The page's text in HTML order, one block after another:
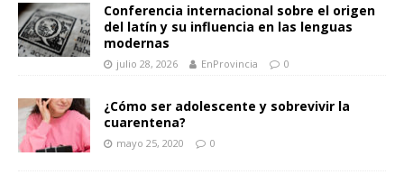
Conferencia internacional sobre el origen
del latín y su influencia en las lenguas
modernas
julio 28, 2026 EnProvincia 0
¿Cómo ser adolescente y sobrevivir la
cuarentena?
mayo 25, 2020 0